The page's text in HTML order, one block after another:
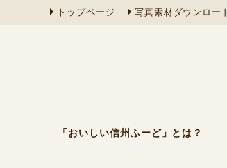
トップページ 写真素材ダウンロー
「おいしい信州ふーど」とは？